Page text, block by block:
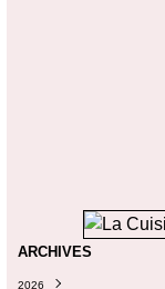
ARCHIVES
2026